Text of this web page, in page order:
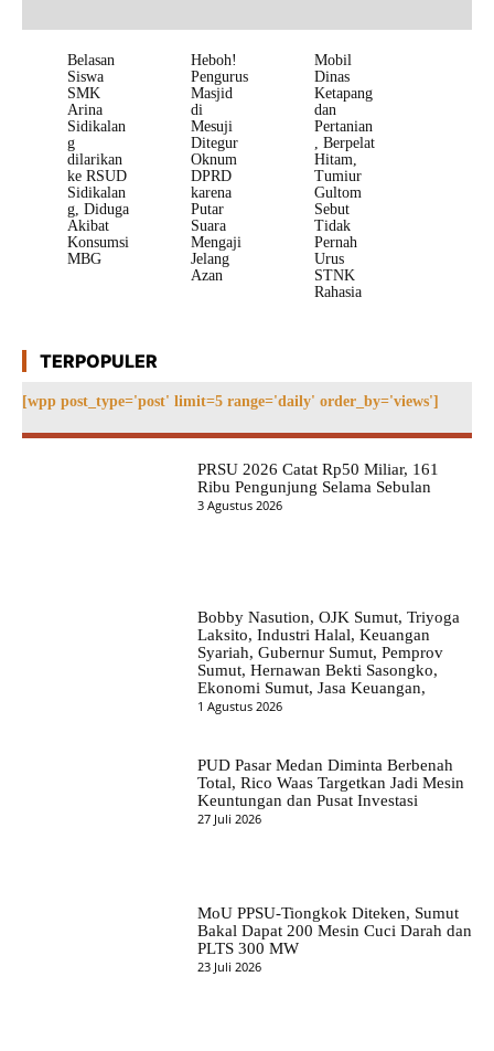
Belasan
Siswa
SMK
Arina
Sidikalan
g
dilarikan
ke RSUD
Sidikalan
g, Diduga
Akibat
Konsumsi
MBG
Heboh!
Pengurus
Masjid
di
Mesuji
Ditegur
Oknum
DPRD
karena
Putar
Suara
Mengaji
Jelang
Azan
Mobil
Dinas
Ketapang
dan
Pertanian
, Berpelat
Hitam,
Tumiur
Gultom
Sebut
Tidak
Pernah
Urus
STNK
Rahasia
TERPOPULER
[wpp post_type='post' limit=5 range='daily' order_by='views']
PRSU 2026 Catat Rp50 Miliar, 161
Ribu Pengunjung Selama Sebulan
3 Agustus 2026
Bobby Nasution, OJK Sumut, Triyoga
Laksito, Industri Halal, Keuangan
Syariah, Gubernur Sumut, Pemprov
Sumut, Hernawan Bekti Sasongko,
Ekonomi Sumut, Jasa Keuangan,
1 Agustus 2026
PUD Pasar Medan Diminta Berbenah
Total, Rico Waas Targetkan Jadi Mesin
Keuntungan dan Pusat Investasi
27 Juli 2026
MoU PPSU-Tiongkok Diteken, Sumut
Bakal Dapat 200 Mesin Cuci Darah dan
PLTS 300 MW
23 Juli 2026